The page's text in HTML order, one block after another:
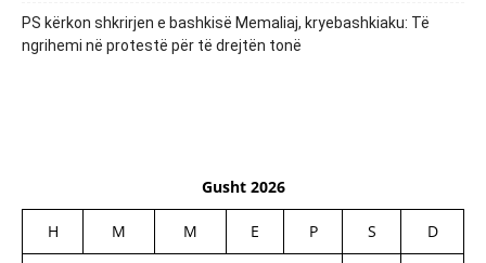
PS kërkon shkrirjen e bashkisë Memaliaj, kryebashkiaku: Të
ngrihemi në protestë për të drejtën tonë
Gusht 2026
H M M E P S D